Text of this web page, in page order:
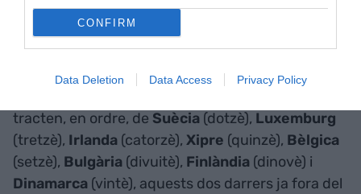
CONFIRM
Data Deletion Data Access Privacy Policy
europeus més ben classificats, només ens cal
consultar eltop-20
global per completar-lo. I és
que després del Regne Unit, Suïssa, Països Baixos
i Estònia, el Vell Continent col·loca vuit països
tracten, en ordre, de Suècia (dotzè), Luxemburg
(tretzè), Irlanda (catorzè), Xipre (quinzè), Bèlgica
(setzè), Bulgària (divuitè), Finlàndia (dinovè) i
Dinamarca (vintè), aquests dos darrers ja fora del